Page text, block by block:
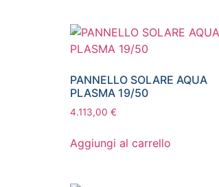
PANNELLO SOLARE AQUA
PLASMA 19/50
4.113,00 €
Aggiungi al carrello